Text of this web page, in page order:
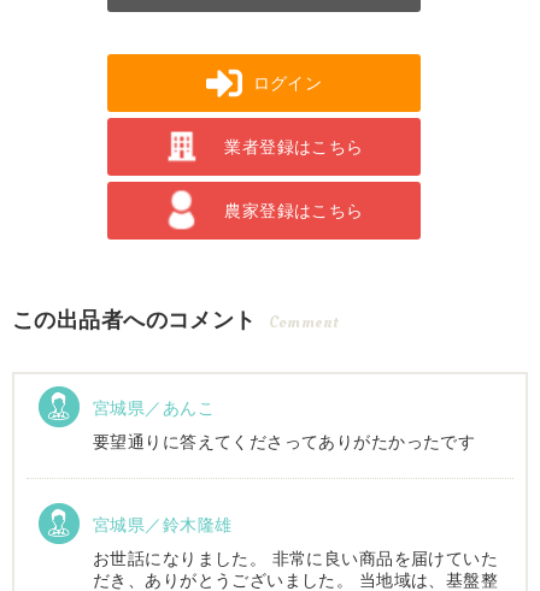
ログイン
業者登録はこちら
農家登録はこちら
この出品者へのコメント Comment
宮城県／あんこ
要望通りに答えてくださってありがたかったです
宮城県／鈴木隆雄
お世話になりました。 非常に良い商品を届けていた
だき、ありがとうございました。 当地域は、基盤整